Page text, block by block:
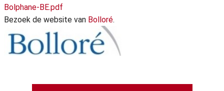
Bolphane-BE.pdf
Bezoek de website van Bolloré.